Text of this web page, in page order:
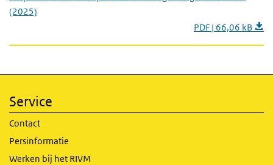
(2025)
PDF | 66,06 kB
Service
Contact
Persinformatie
Werken bij het RIVM